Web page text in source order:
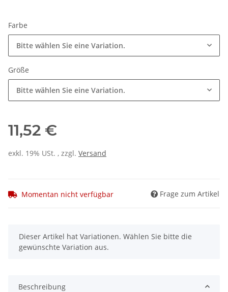
Farbe
Bitte wählen Sie eine Variation.
Größe
Bitte wählen Sie eine Variation.
11,52 €
exkl. 19% USt. , zzgl. Versand
Momentan nicht verfügbar Frage zum Artikel
x
Dieser Artikel hat Variationen. Wählen Sie bitte die
gewünschte Variation aus.
Beschreibung